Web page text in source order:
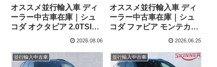
オススメ並行輸入車 ディ
ーラー中古車在庫｜シュ
コダ オクタビア 2.0TSI
vRS 7DSG 右ハンドル
2026.08.06
オススメ並行輸入車 ディ
ーラー中古車在庫｜シュ
コダ ファビア モンテカル
ロ 1.0TSI 110ps 6MT 右ハ
2026.06.25
並行輸入中古車 並行輸入中古車